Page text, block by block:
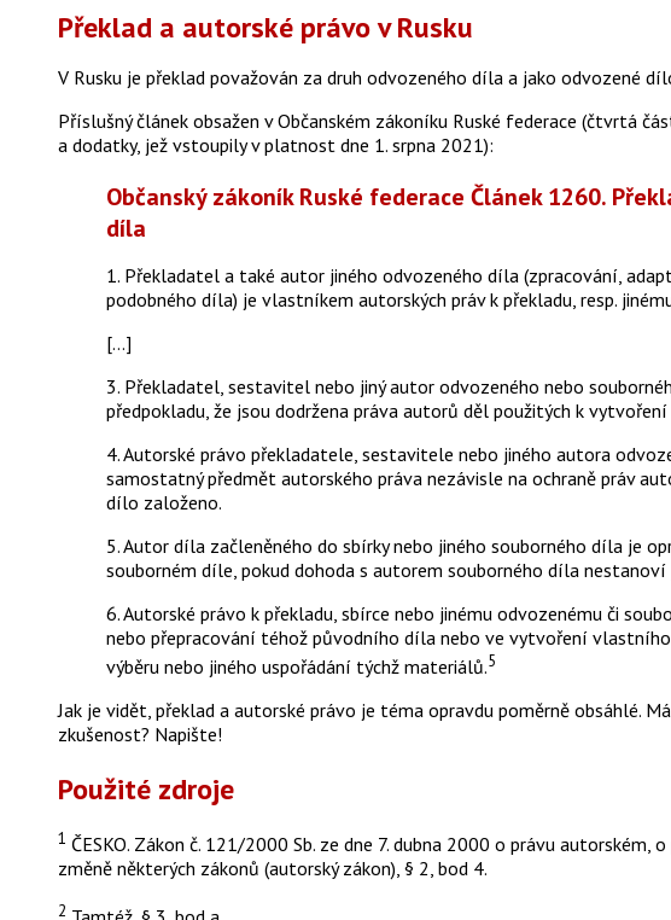
Překlad a autorské právo v Rusku
V Rusku je překlad považován za druh odvozeného díla a jako odvozené
Příslušný článek obsažen v Občanském zákoníku Ruské federace (čtvrtá
a dodatky, jež vstoupily v platnost dne 1. srpna 2021):
Občanský zákoník Ruské federace Článek 1260.
díla
1. Překladatel a také autor jiného odvozeného díla (zpracování,
podobného díla) je vlastníkem autorských práv k překladu, resp.
[…]
3. Překladatel, sestavitel nebo jiný autor odvozeného nebo
předpokladu, že jsou dodržena práva autorů děl použitých k
4. Autorské právo překladatele, sestavitele nebo jiného autora
samostatný předmět autorského práva nezávisle na ochraně práv
dílo založeno.
5. Autor díla začleněného do sbírky nebo jiného souborného díla je
souborném díle, pokud dohoda s autorem souborného díla nestanoví
6. Autorské právo k překladu, sbírce nebo jinému odvozenému či
nebo přepracování téhož původního díla nebo ve vytvoření
výběru nebo jiného uspořádání týchž materiálů.5
Jak je vidět, překlad a autorské právo je téma opravdu poměrně obsáhlé.
zkušenost? Napište!
Použité zdroje
1 ČESKO. Zákon č. 121/2000 Sb. ze dne 7. dubna 2000 o právu autorském,
změně některých zákonů (autorský zákon), § 2, bod 4.
2